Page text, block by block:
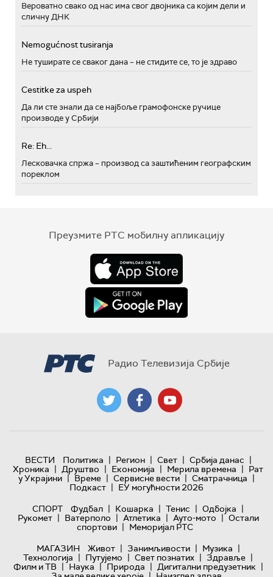
Вероватно свако од нас има свог двојника са којим дели и
сличну ДНК
Nemogućnost tusiranja
Не туширате се сваког дана – не стидите се, то је здраво
Cestitke za uspeh
Да ли сте знали да се најбоље грамофонске ручице
производе у Србији
Re: Eh...
Лесковачка спржа – производ са заштићеним географским
пореклом
Преузмите РТС мобилну апликацију
Радио Телевизија Србије
ВЕСТИ Политика | Регион | Свет | Србија данас |
Хроника | Друштво | Економија | Мерила времена | Рат
у Украјини | Време | Сервисне вести | Сматрачница |
Подкаст | ЕУ могућности 2026
СПОРТ
Фудбал | Кошарка | Тенис | Одбојка |
Рукомет | Ватерполо | Атлетика | Ауто-мото | Остали
спортови | Меморијал РТС
МАГАЗИН
Живот | Занимљивости | Музика |
Технологијa | Путујемо | Свет познатих | Здравље |
Филм и ТВ | Наука | Природа | Дигитални предузетник |